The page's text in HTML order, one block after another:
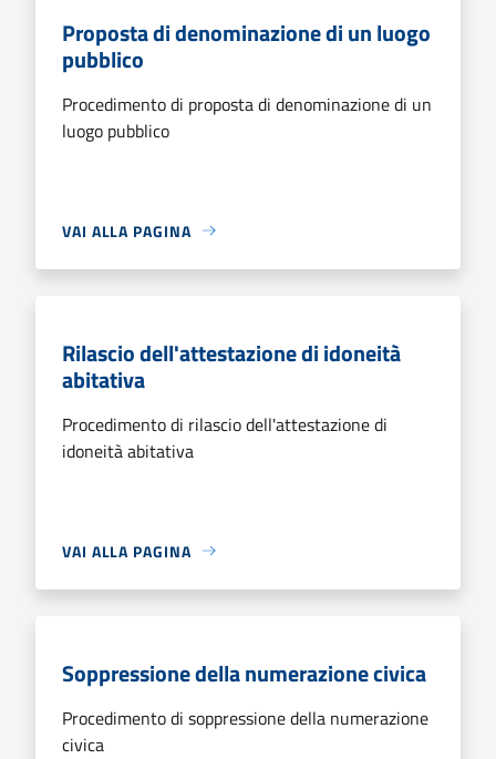
Proposta di denominazione di un luogo
pubblico
Procedimento di proposta di denominazione di un
luogo pubblico
VAI ALLA PAGINA
Rilascio dell'attestazione di idoneità
abitativa
Procedimento di rilascio dell'attestazione di
idoneità abitativa
VAI ALLA PAGINA
Soppressione della numerazione civica
Procedimento di soppressione della numerazione
civica